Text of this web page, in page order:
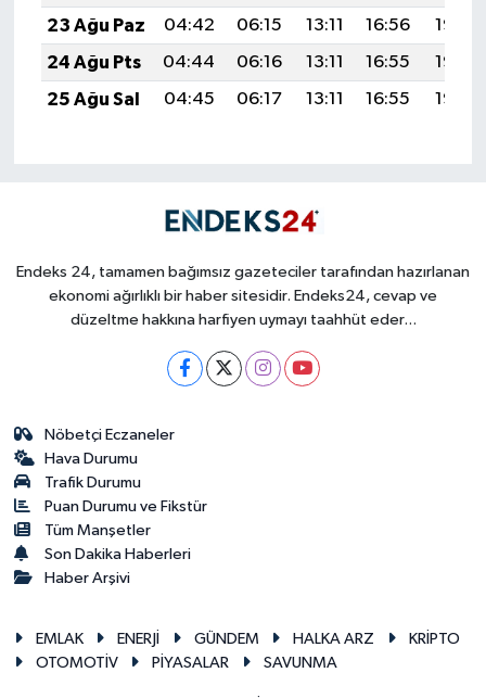
23 Ağu Paz
04:42 06:15 13:11 16:56
19:58
24 Ağu Pts
04:44 06:16 13:11 16:55
19:56
25 Ağu Sal
04:45 06:17 13:11 16:55 19:55
Endeks 24, tamamen bağımsız gazeteciler tarafından hazırlanan
ekonomi ağırlıklı bir haber sitesidir. Endeks24, cevap ve
düzeltme hakkına harfiyen uymayı taahhüt eder...
Nöbetçi Eczaneler
Hava Durumu
Trafik Durumu
Puan Durumu ve Fikstür
Tüm Manşetler
Son Dakika Haberleri
Haber Arşivi
EMLAK ENERJİ GÜNDEM HALKA ARZ
KRİPTO
OTOMOTİV
PİYASALAR SAVUNMA